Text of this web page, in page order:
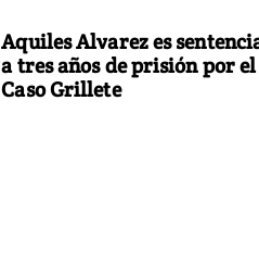
Aquiles Alvarez es
a tres años de prisión por el
Caso Grillete